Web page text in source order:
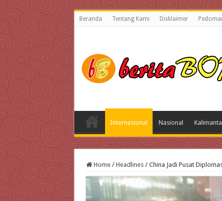
Beranda Tentang Kami Disklaimer
Internasional Nasional
Home / Headlines / China Jadi Pusat